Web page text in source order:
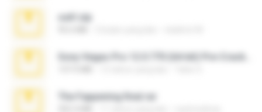
ouh!.zip
The Fappening final.rar